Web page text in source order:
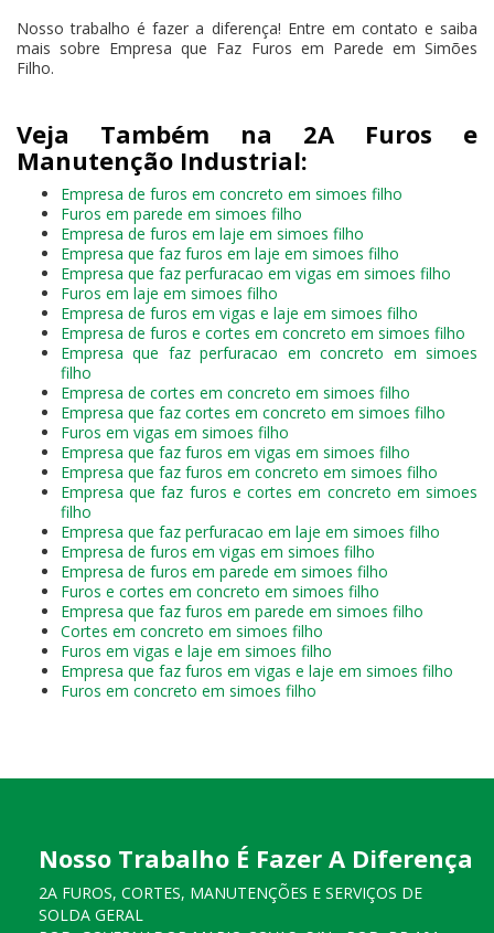
Nosso trabalho é fazer a diferença! Entre em contato e saiba
mais sobre Empresa que Faz Furos em Parede em Simões
Filho.
Veja Também na 2A Furos e
Manutenção Industrial:
Empresa de furos em concreto em simoes filho
Furos em parede em simoes filho
Empresa de furos em laje em simoes filho
Empresa que faz furos em laje em simoes filho
Empresa que faz perfuracao em vigas em simoes filho
Furos em laje em simoes filho
Empresa de furos em vigas e laje em simoes filho
Empresa de furos e cortes em concreto em simoes filho
Empresa que faz perfuracao em concreto em simoes
filho
Empresa de cortes em concreto em simoes filho
Empresa que faz cortes em concreto em simoes filho
Furos em vigas em simoes filho
Empresa que faz furos em vigas em simoes filho
Empresa que faz furos em concreto em simoes filho
Empresa que faz furos e cortes em concreto em simoes
filho
Empresa que faz perfuracao em laje em simoes filho
Empresa de furos em vigas em simoes filho
Empresa de furos em parede em simoes filho
Furos e cortes em concreto em simoes filho
Empresa que faz furos em parede em simoes filho
Cortes em concreto em simoes filho
Furos em vigas e laje em simoes filho
Empresa que faz furos em vigas e laje em simoes filho
Furos em concreto em simoes filho
Nosso Trabalho É Fazer A Diferença
2A FUROS, CORTES, MANUTENÇÕES E SERVIÇOS DE
SOLDA GERAL